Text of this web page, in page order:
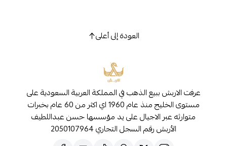
العودة إلى أعلى
عرفت الاربش ببيع الذهب في المملكة العربية السعودية على
مستوى الخليج منذ عام 1960 اي اكثر من 60 عام بخبرات
متوارثه عبر الاجيال على يد مؤسسها حسن عبداللطيف
الأربش رقم السجل التجاري 2050107964